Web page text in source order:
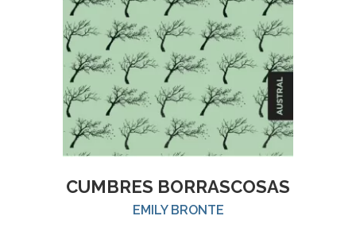
CUMBRES BORRASCOSAS
EMILY BRONTE